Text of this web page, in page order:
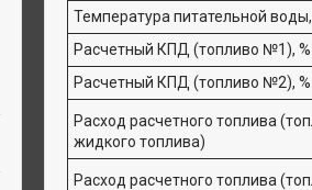
Температура питательной
Расчетный КПД (топливо №1), %
Расчетный КПД (топливо №2), %
Расход расчетного топлива
жидкого топлива)
Расход расчетного топлива